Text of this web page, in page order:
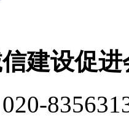
建设促进